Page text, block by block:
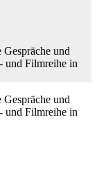
und
und Filmreihe in
und
und Filmreihe in